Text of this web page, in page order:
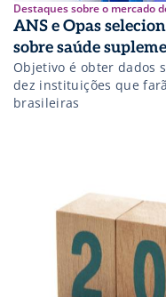
Destaques sobre o mercado
ANS e Opas
sobre saúde
Objetivo é obter dados
dez instituições que
brasileiras